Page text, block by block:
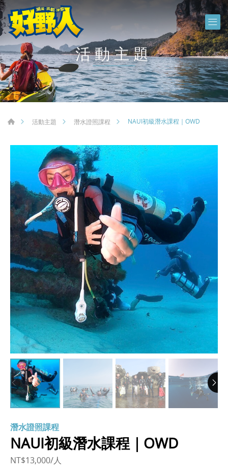
活動主題
活動主題 潛水證照課程 NAUI初級潛水課程｜OWD
潛水證照課程
NAUI初級潛水課程｜OWD
NT$13,000/人